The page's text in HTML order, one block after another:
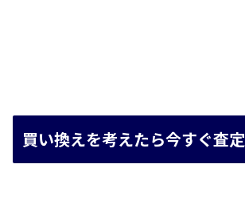
買い換えを考えたら今すぐ査定